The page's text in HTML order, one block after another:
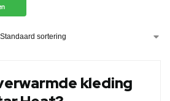
kleding